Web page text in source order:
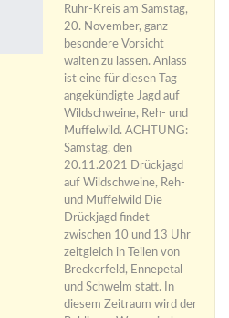
Ruhr-Kreis am Samstag,
20. November, ganz
besondere Vorsicht
walten zu lassen. Anlass
ist eine für diesen Tag
angekündigte Jagd auf
Wildschweine, Reh- und
Muffelwild. ACHTUNG:
Samstag, den
20.11.2021 Drückjagd
auf Wildschweine, Reh-
und Muffelwild Die
Drückjagd findet
zwischen 10 und 13 Uhr
zeitgleich in Teilen von
Breckerfeld, Ennepetal
und Schwelm statt. In
diesem Zeitraum wird der